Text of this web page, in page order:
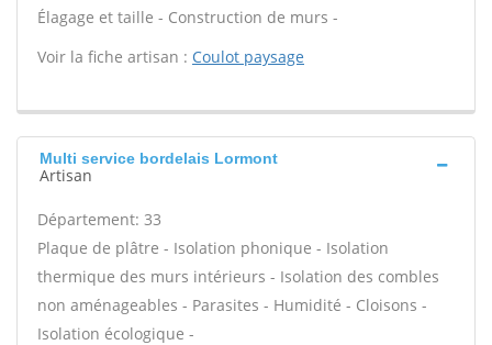
Élagage et taille - Construction de murs -
Voir la fiche artisan : Coulot paysage
Multi service bordelais Lormont
Artisan
Département: 33
Plaque de plâtre - Isolation phonique - Isolation
thermique des murs intérieurs - Isolation des combles
non aménageables - Parasites - Humidité - Cloisons -
Isolation écologique -